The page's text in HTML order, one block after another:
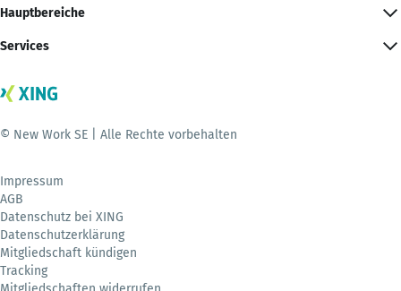
Hauptbereiche
Services
© New Work SE | Alle Rechte vorbehalten
Impressum
AGB
Datenschutz bei XING
Datenschutzerklärung
Mitgliedschaft kündigen
Tracking